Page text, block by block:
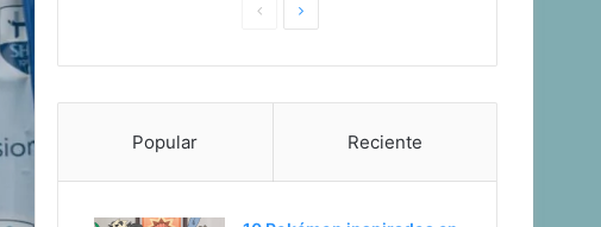
PaginaSiguiente
Popular Reciente